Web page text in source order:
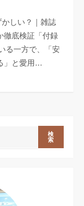
かしい？｜雑誌
徹底検証「付録
る一方で、「安
」と愛用…
検
索